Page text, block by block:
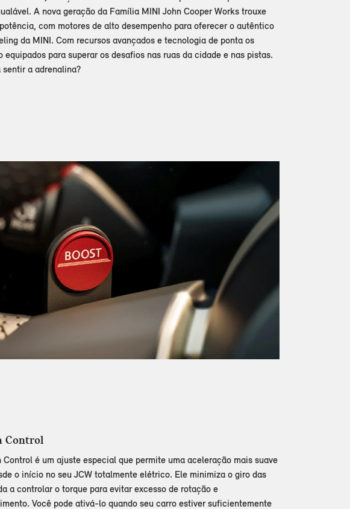
A nova geração da Família MINI John Cooper Works trouxe
com motores de alto desempenho para oferecer o autêntico
da MINI. Com recursos avançados e tecnologia de ponta os
equipados para superar os desafios nas ruas da cidade e nas pistas.
sentir a adrenalina?
Control
Control é um ajuste especial que permite uma aceleração mais suave
o início no seu JCW totalmente elétrico. Ele minimiza o giro das
a controlar o torque para evitar excesso de rotação e
Você pode ativá-lo quando seu carro estiver suficientemente